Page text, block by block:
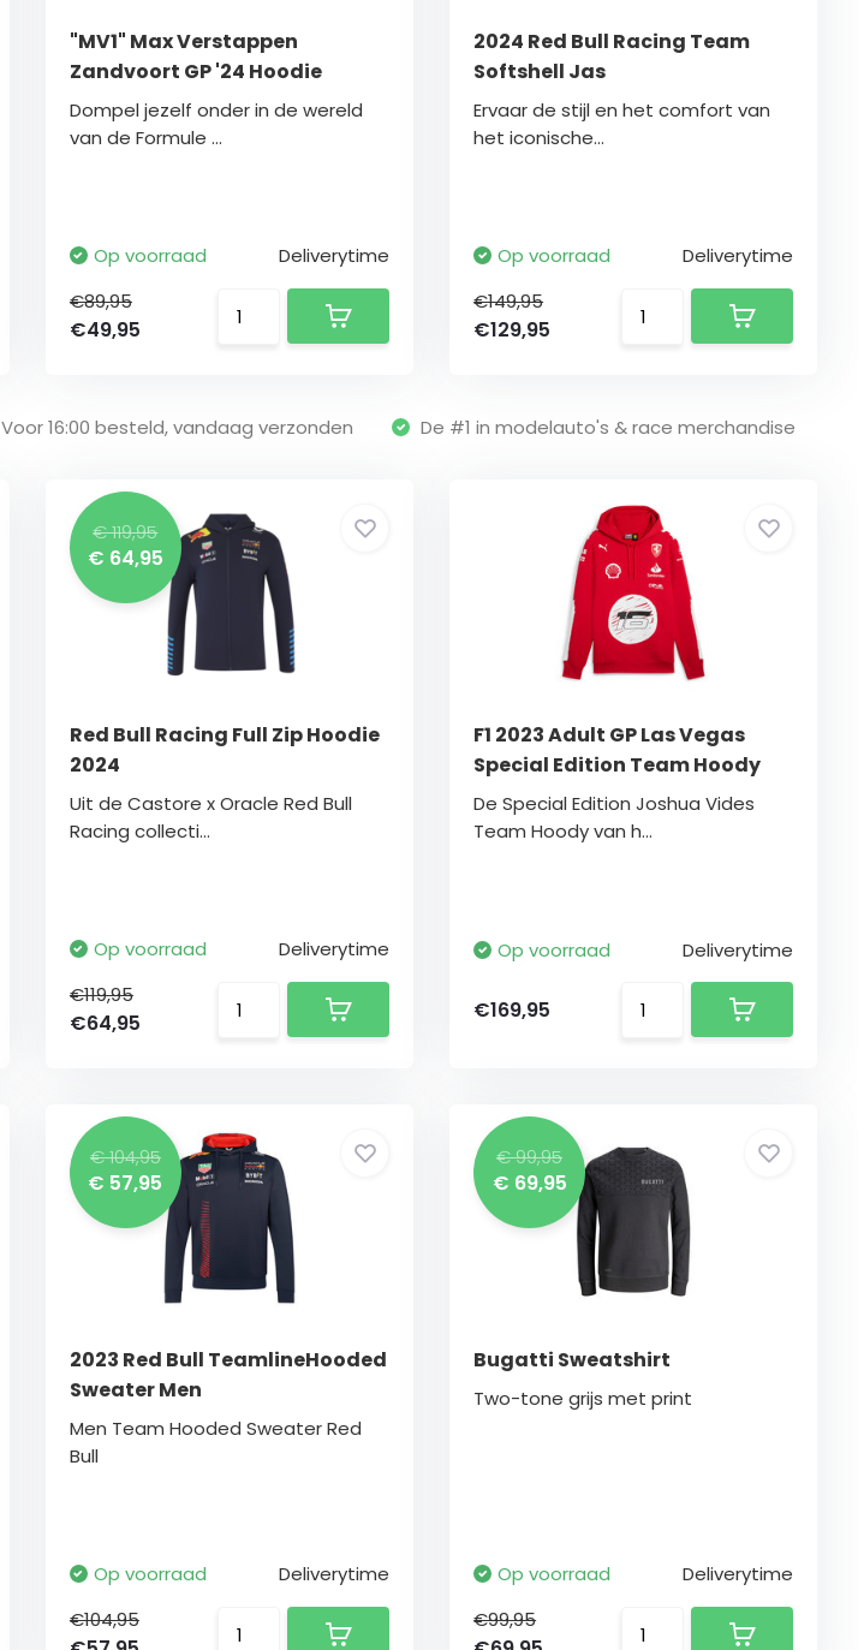
"MV1" Max Verstappen
Zandvoort GP '24 Hoodie
Dompel jezelf onder in de wereld
van de Formule ...
Op voorraad
Deliverytime
€89,95
€49,95
2024 Red Bull Racing Team
Softshell Jas
Ervaar de stijl en het comfort van
het iconische...
Op voorraad
Deliverytime
€149,95
€129,95
Voor 16:00 besteld, vandaag verzonden De #1 in modelauto's & race merchandise
€ 119,95
€ 64,95
Red Bull Racing Full Zip Hoodie
2024
Uit de Castore x Oracle Red Bull
Racing collecti...
Op voorraad
Deliverytime
€119,95
€64,95
F1 2023 Adult GP Las Vegas
Special Edition Team Hoody
De Special Edition Joshua Vides
Team Hoody van h...
Op voorraad Deliverytime
€169,95
€ 104,95
€ 57,95
2023 Red Bull TeamlineHooded
Sweater Men
Men Team Hooded Sweater Red
Bull
Op voorraad
Deliverytime
€104,95
€ 99,95
€ 69,95
Bugatti Sweatshirt
Two-tone grijs met print
Op voorraad
Deliverytime
€99,95